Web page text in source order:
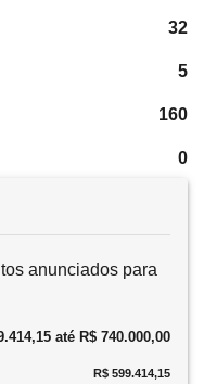
32
5
160
0
anunciados para
até R$ 740.000,00
R$ 599.414,15